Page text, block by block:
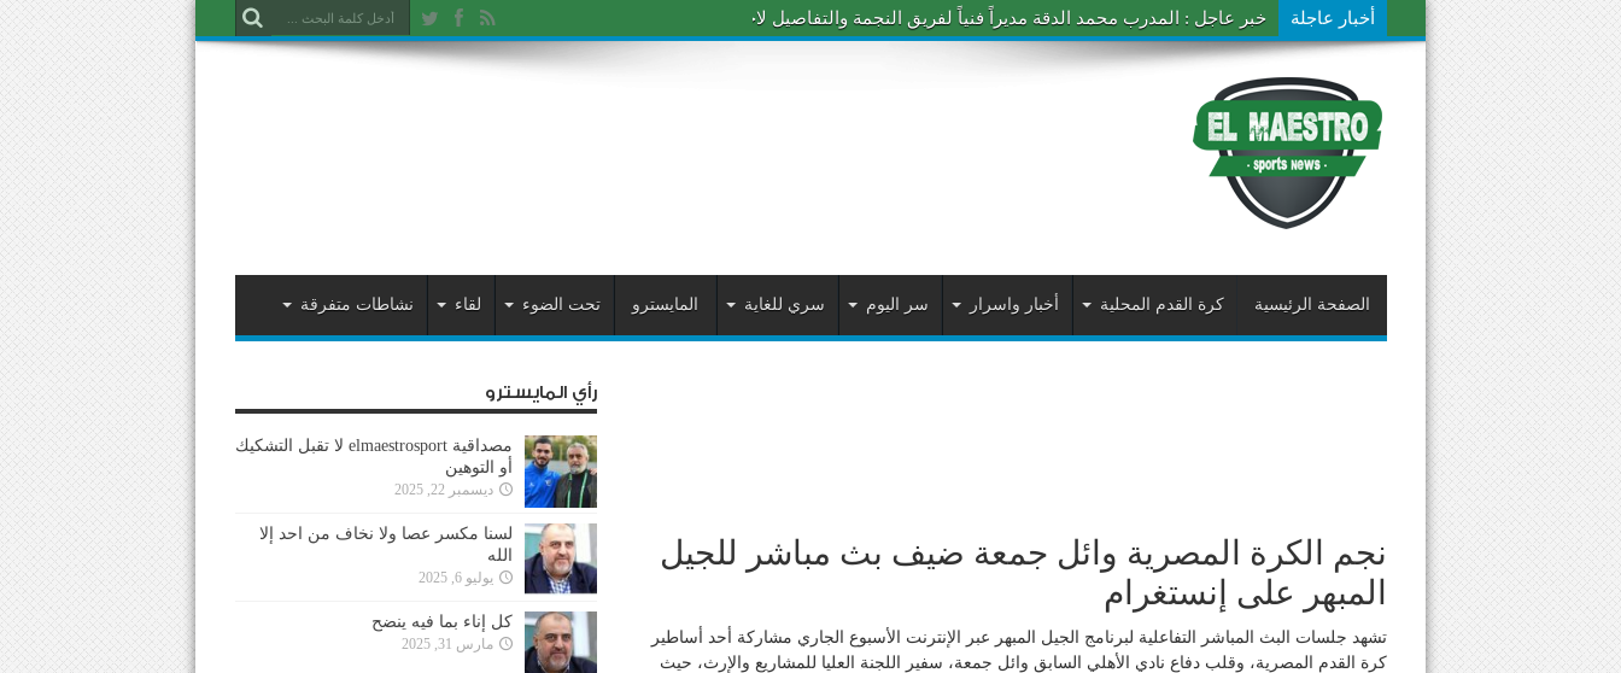
أخبار عاجلة خبر عاجل : المدرب محمد الدقة مديراً فنياً لفريق النجمة والتفاصيل لاحقاً
الصفحة الرئيسية كرة القدم المحلية أخبار واسرار سر اليوم سري للغاية المايسترو تحت الضوء لقاء نشاطات متفرقة
نجم الكرة المصرية وائل جمعة ضيف بث مباشر للجيل
المبهر على إنستغرام
تشهد جلسات البث المباشر التفاعلية لبرنامج الجيل المبهر عبر الإنترنت الأسبوع الجاري مشاركة أحد أساطير
كرة القدم المصرية، وقلب دفاع نادي الأهلي السابق وائل جمعة، سفير اللجنة العليا للمشاريع والإرث، حيث
رأي المايسترو
مصداقية elmaestrosport لا تقبل التشكيك
أو التوهين
ديسمبر 22, 2025
لسنا مكسر عصا ولا نخاف من احد إلا
الله
يوليو 6, 2025
كل إناء بما فيه ينضح
مارس 31, 2025